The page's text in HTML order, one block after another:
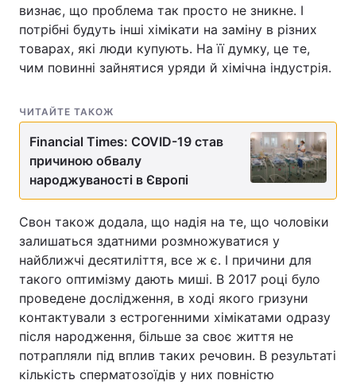
визнає, що проблема так просто не зникне. І
потрібні будуть інші хімікати на заміну в різних
товарах, які люди купують. На її думку, це те,
чим повинні зайнятися уряди й хімічна індустрія.
ЧИТАЙТЕ ТАКОЖ
Financial Times: COVID-19 став
причиною обвалу
народжуваності в Європі
Свон також додала, що надія на те, що чоловіки
залишаться здатними розмножуватися у
найближчі десятиліття, все ж є. І причини для
такого оптимізму дають миші. В 2017 році було
проведене дослідження, в ході якого гризуни
контактували з естрогенними хімікатами одразу
після народження, більше за своє життя не
потрапляли під вплив таких речовин. В результаті
кількість сперматозоїдів у них повністю